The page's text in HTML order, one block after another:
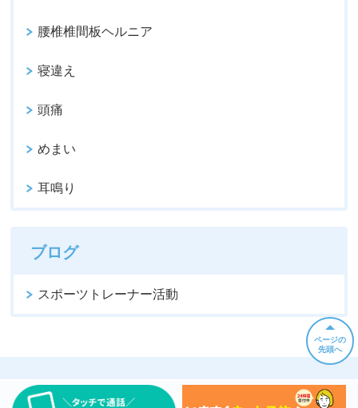
腰椎椎間板ヘルニア
寝違え
頭痛
めまい
耳鳴り
ブログ
スポーツトレーナー活動
ページの
先頭へ